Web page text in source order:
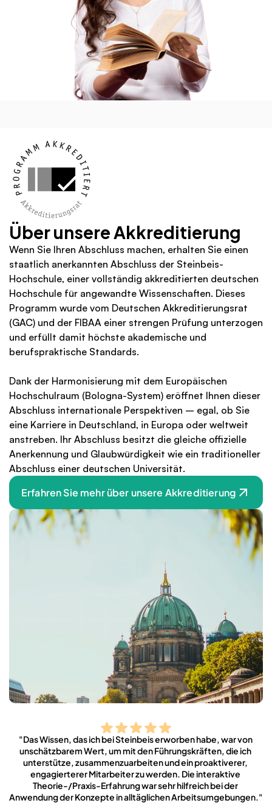
Über unsere Akkreditierung
Wenn Sie Ihren Abschluss machen, erhalten Sie einen
staatlich anerkannten Abschluss der Steinbeis-
Hochschule, einer vollständig akkreditierten deutschen
Hochschule für angewandte Wissenschaften. Dieses
Programm wurde vom Deutschen Akkreditierungsrat
(GAC) und der FIBAA einer strengen Prüfung unterzogen
und erfüllt damit höchste akademische und
berufspraktische Standards.
Dank der Harmonisierung mit dem Europäischen
Hochschulraum (Bologna-System) eröffnet Ihnen dieser
Abschluss internationale Perspektiven – egal, ob Sie
eine Karriere in Deutschland, in Europa oder weltweit
anstreben. Ihr Abschluss besitzt die gleiche offizielle
Anerkennung und Glaubwürdigkeit wie ein traditioneller
Abschluss einer deutschen Universität.
Erfahren Sie mehr über unsere Akkreditierung
"Das Wissen, das ich bei Steinbeis erworben habe, war von
unschätzbarem Wert, um mit den Führungskräften, die ich
unterstütze, zusammenzuarbeiten und ein proaktiverer,
engagierterer Mitarbeiter zu werden. Die interaktive
Theorie-/Praxis-Erfahrung war sehr hilfreich bei der
Anwendung der Konzepte in alltäglichen Arbeitsumgebungen."